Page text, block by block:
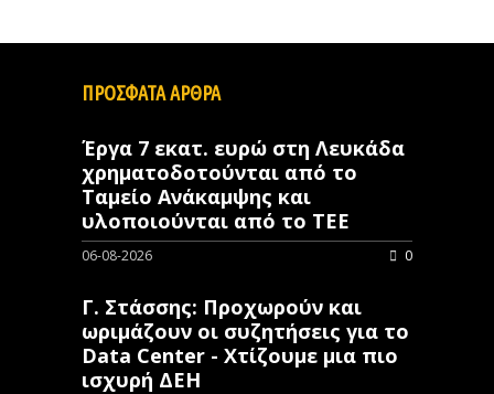
ΠΡΟΣΦΑΤΑ ΑΡΘΡΑ
Έργα 7 εκατ. ευρώ στη Λευκάδα
χρηματοδοτούνται από το
Ταμείο Ανάκαμψης και
υλοποιούνται από το ΤΕΕ
06-08-2026 0
Γ. Στάσσης: Προχωρούν και
ωριμάζουν οι συζητήσεις για το
Data Center - Χτίζουμε μια πιο
ισχυρή ΔΕΗ